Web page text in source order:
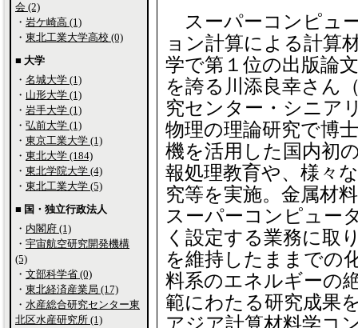
スーパーコンピュ
ョン計算による計算
学で第１位の出版論
を誇る川添良幸さん
究センター・シニア
物理の理論研究で博
機を活用した国内初
報処理教育や、様々
究等を実施。金属材
スーパーコンピュー
く設定する業務に取
を維持したままでの
料系のエネルギーの
範にわたる研究成果
会 (2)
・ 岩ケ崎高 (1)
・ 東北工業大学高校 (0)
■ 大学
・ 名城大学 (1)
・ 山形大学 (1)
・ 岩手大学 (1)
・ 弘前大学 (1)
・ 東京工業大学 (1)
・ 東北大学 (184)
・ 東北学院大学 (4)
・ 東北工業大学 (5)
■ 国・独立行政法人
・ 内閣府 (1)
・ 宇宙航空研究開発機構
(5)
・ 文部科学省 (0)
・ 東北経済産業局 (17)
・ 水産総合研究センター東
北区水産研究所 (1)